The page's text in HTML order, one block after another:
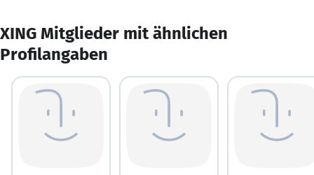
XING Mitglieder mit ähnlichen
Profilangaben